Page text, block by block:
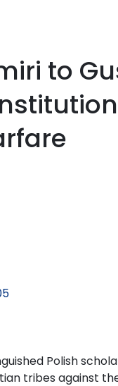
to
Polish
tribes against